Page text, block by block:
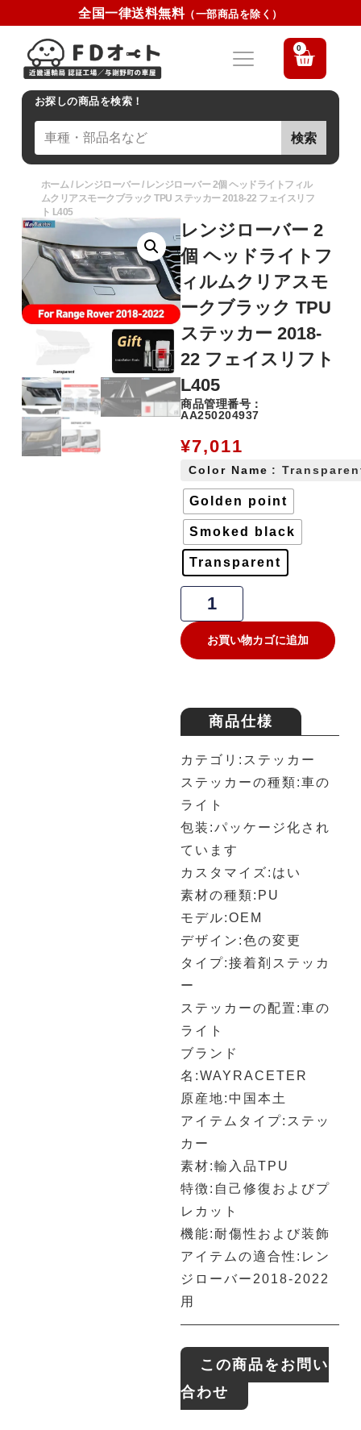
全国一律送料無料（一部商品を除く）
0
お探しの商品を検索！
検索
ホーム / レンジローバー/ レンジローバー 2個 ヘッドライトフィル
ムクリアスモークブラック TPU ステッカー 2018-22 フェイスリフ
ト L405
レンジローバー 2
個 ヘッドライトフ
ィルムクリアスモ
ークブラック TPU
ステッカー 2018-
22 フェイスリフト
L405
商品管理番号：
AA250204937
¥7,011
Color Name :
Golden point
Smoked black
Transparent
お買い物カゴに追加
商品仕様
カテゴリ:ステッカー
ステッカーの種類:車の
ライト
包装:パッケージ化され
ています
カスタマイズ:はい
素材の種類:PU
モデル:OEM
デザイン:色の変更
タイプ:接着剤ステッカ
ー
ステッカーの配置:車の
ライト
ブランド
名:WAYRACETER
原産地:中国本土
アイテムタイプ:ステッ
カー
素材:輸入品TPU
特徴:自己修復およびプ
レカット
機能:耐傷性および装飾
アイテムの適合性:レン
ジローバー2018-2022
用
この商品をお問い
合わせ